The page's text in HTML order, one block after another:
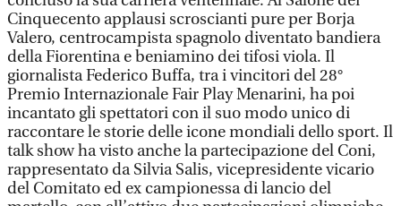
Cinquecento applausi scroscianti pure per Borja
Valero, centrocampista spagnolo diventato bandiera
della Fiorentina e beniamino dei tifosi viola. Il
giornalista Federico Buffa, tra i vincitori del 28°
Premio Internazionale Fair Play Menarini, ha poi
incantato gli spettatori con il suo modo unico di
raccontare le storie delle icone mondiali dello sport. Il
talk show ha visto anche la partecipazione del Coni,
rappresentato da Silvia Salis, vicepresidente vicario
del Comitato ed ex campionessa di lancio del